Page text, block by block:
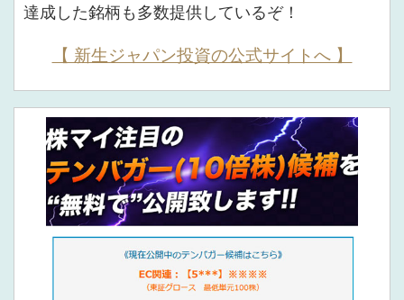
達成した銘柄も多数提供しているぞ！
【 新生ジャパン投資の公式サイトへ 】